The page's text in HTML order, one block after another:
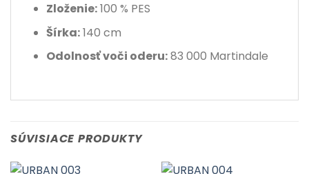
Zloženie:100 % PES
Šírka:140 cm
Odolnosť voči oderu:83 000 Martindale
SÚVISIACE PRODUKTY